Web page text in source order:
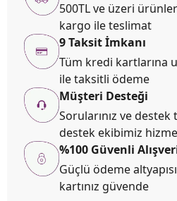
500TL ve üzeri
kargo ile teslimat
9 Taksit İmkanı
Tüm kredi kartlarına
ile taksitli ödeme
Müşteri Desteği
Sorularınız ve
destek ekibimiz
%100 Güvenli
Güçlü ödeme
kartınız güvende